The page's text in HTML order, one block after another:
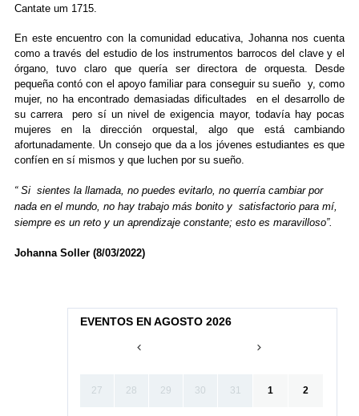
Cantate um 1715.
En este encuentro con la comunidad educativa, Johanna nos cuenta
como a través del estudio de los instrumentos barrocos del clave y el
órgano, tuvo claro que quería ser directora de orquesta. Desde
pequeña contó con el apoyo familiar para conseguir su sueño y, como
mujer, no ha encontrado demasiadas dificultades en el desarrollo de
su carrera pero sí un nivel de exigencia mayor, todavía hay pocas
mujeres en la dirección orquestal, algo que está cambiando
afortunadamente. Un consejo que da a los jóvenes estudiantes es que
confíen en sí mismos y que luchen por su sueño.
“ Si sientes la llamada, no puedes evitarlo, no querría cambiar por
nada en el mundo, no hay trabajo más bonito y satisfactorio para mí,
siempre es un reto y un aprendizaje constante; esto es maravilloso”.
Johanna Soller (8/03/2022)
EVENTOS EN AGOSTO 2026
27 28 29 30 31 1 2